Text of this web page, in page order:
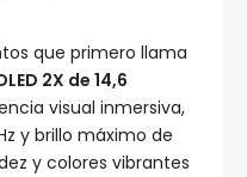
que primero llama
2X de 14,6
visual inmersiva,
y brillo máximo de
y colores vibrantes